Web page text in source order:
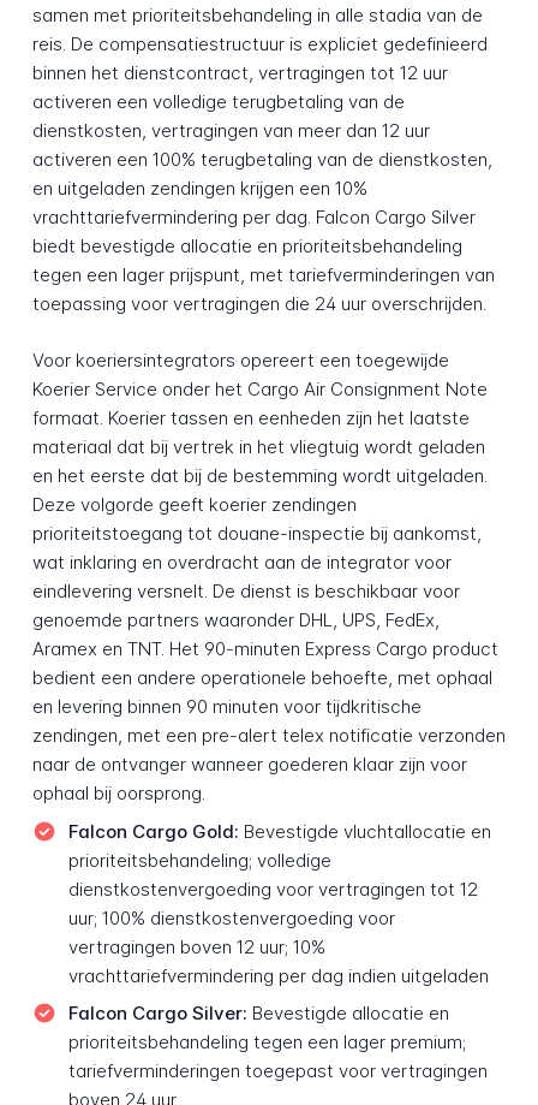
samen met prioriteitsbehandeling in alle stadia van de
reis. De compensatiestructuur is expliciet gedefinieerd
binnen het dienstcontract, vertragingen tot 12 uur
activeren een volledige terugbetaling van de
dienstkosten, vertragingen van meer dan 12 uur
activeren een 100% terugbetaling van de dienstkosten,
en uitgeladen zendingen krijgen een 10%
vrachttariefvermindering per dag. Falcon Cargo Silver
biedt bevestigde allocatie en prioriteitsbehandeling
tegen een lager prijspunt, met tariefverminderingen van
toepassing voor vertragingen die 24 uur overschrijden.
Voor koeriersintegrators opereert een toegewijde
Koerier Service onder het Cargo Air Consignment Note
formaat. Koerier tassen en eenheden zijn het laatste
materiaal dat bij vertrek in het vliegtuig wordt geladen
en het eerste dat bij de bestemming wordt uitgeladen.
Deze volgorde geeft koerier zendingen
prioriteitstoegang tot douane-inspectie bij aankomst,
wat inklaring en overdracht aan de integrator voor
eindlevering versnelt. De dienst is beschikbaar voor
genoemde partners waaronder DHL, UPS, FedEx,
Aramex en TNT. Het 90-minuten Express Cargo product
bedient een andere operationele behoefte, met ophaal
en levering binnen 90 minuten voor tijdkritische
zendingen, met een pre-alert telex notificatie verzonden
naar de ontvanger wanneer goederen klaar zijn voor
ophaal bij oorsprong.
Falcon Cargo Gold: Bevestigde vluchtallocatie en
prioriteitsbehandeling; volledige
dienstkostenvergoeding voor vertragingen tot 12
uur; 100% dienstkostenvergoeding voor
vertragingen boven 12 uur; 10%
vrachttariefvermindering per dag indien uitgeladen
Falcon Cargo Silver: Bevestigde allocatie en
prioriteitsbehandeling tegen een lager premium;
tariefverminderingen toegepast voor vertragingen
boven 24 uur